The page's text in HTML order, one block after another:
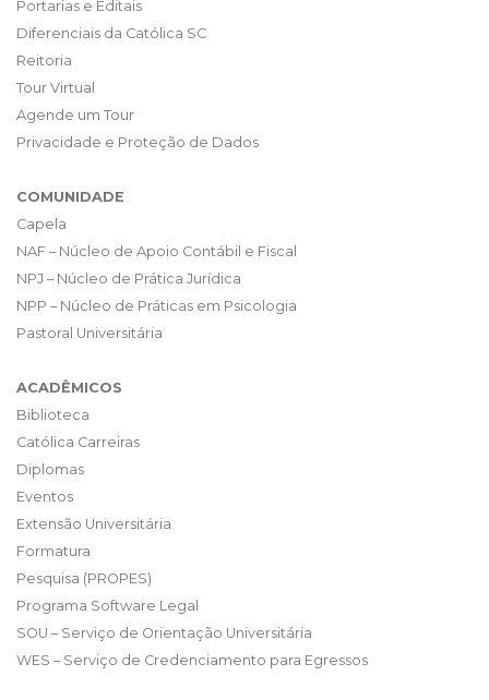
Portarias e Editais
Diferenciais da Católica SC
Reitoria
Tour Virtual
Agende um Tour
Privacidade e Proteção de Dados
COMUNIDADE
Capela
NAF – Núcleo de Apoio Contábil e Fiscal
NPJ – Núcleo de Prática Jurídica
NPP – Núcleo de Práticas em Psicologia
Pastoral Universitária
ACADÊMICOS
Biblioteca
Católica Carreiras
Diplomas
Eventos
Extensão Universitária
Formatura
Pesquisa (PROPES)
Programa Software Legal
SOU – Serviço de Orientação Universitária
WES – Serviço de Credenciamento para Egressos